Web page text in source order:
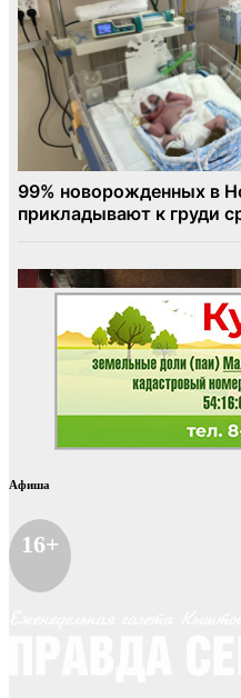
Афиша
16+